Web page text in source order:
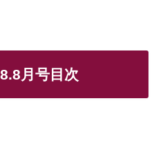
月号目次